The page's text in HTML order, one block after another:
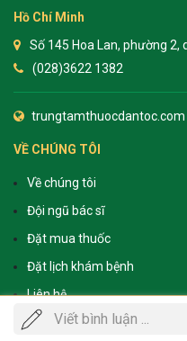
Viết bình luận ...
Hồ Chí Minh
Số 145 Hoa Lan, phường 2,
(028)3622 1382
trungtamthuocdantoc.com
VỀ CHÚNG TÔI
Về chúng tôi
Đội ngũ bác sĩ
Đặt mua thuốc
Đặt lịch khám bệnh
Liên hệ
Gọi